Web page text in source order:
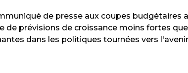
de presse aux coupes budgétaires
de prévisions de croissance moins fortes
dans les politiques tournées vers